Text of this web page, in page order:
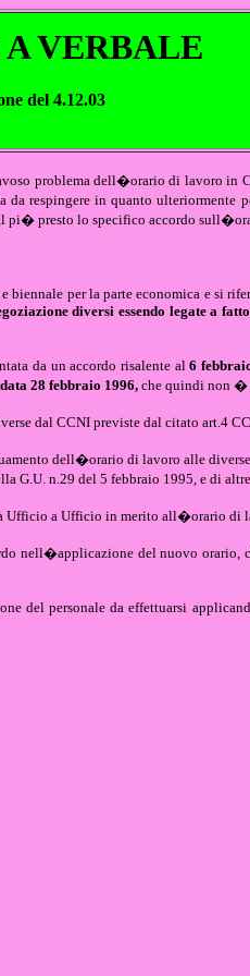
VERBALE
del 4.12.03
problema dell�orario di lavoro
respingere in quanto ulteriormente
pi� presto lo specifico accordo
per la parte economica e si
diversi essendo legate a
da un accordo risalente al6
28 febbraio 1996, che quindi non �
dal CCNI previste dal citato art.4
dell�orario di lavoro alle
n.29 del 5 febbraio 1995, e di altre
Ufficio a Ufficio in merito all�orario
del nuovo orario,
personale da effettuarsi